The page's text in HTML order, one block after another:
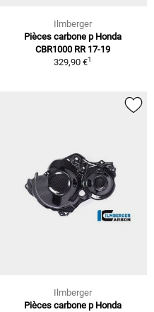
Ilmberger
Pièces carbone p Honda
CBR1000 RR 17-19
329,90 €1
Ilmberger
Pièces carbone p Honda